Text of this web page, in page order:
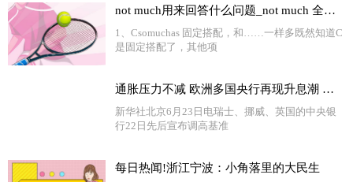
not much用来回答什么问题_not much 全球快看点
1、Csomuchas 固定搭配，和……一样多既然知道C
是固定搭配了，其他项
通胀压力不减 欧洲多国央行再现升息潮 环球精选
新华社北京6月23日电瑞士、挪威、英国的中央银
行22日先后宣布调高基准
每日热闻!浙江宁波：小角落里的大民生